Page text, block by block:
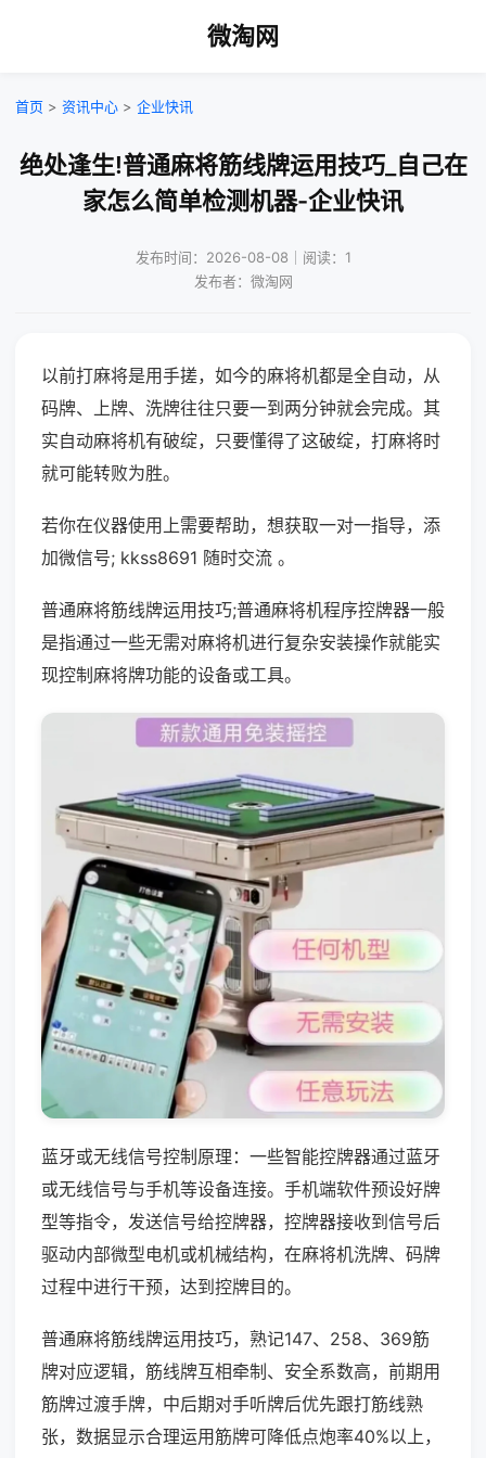
微淘网
首页 > 资讯中心 > 企业快讯
绝处逢生!普通麻将筋线牌运用技巧_自己在
家怎么简单检测机器-企业快讯
发布时间：2026-08-08｜阅读：1
发布者：微淘网
以前打麻将是用手搓，如今的麻将机都是全自动，从
码牌、上牌、洗牌往往只要一到两分钟就会完成。其
实自动麻将机有破绽，只要懂得了这破绽，打麻将时
就可能转败为胜。
若你在仪器使用上需要帮助，想获取一对一指导，添
加微信号; kkss8691 随时交流 。
普通麻将筋线牌运用技巧;普通麻将机程序控牌器一般
是指通过一些无需对麻将机进行复杂安装操作就能实
现控制麻将牌功能的设备或工具。
蓝牙或无线信号控制原理：一些智能控牌器通过蓝牙
或无线信号与手机等设备连接。手机端软件预设好牌
型等指令，发送信号给控牌器，控牌器接收到信号后
驱动内部微型电机或机械结构，在麻将机洗牌、码牌
过程中进行干预，达到控牌目的。
普通麻将筋线牌运用技巧，熟记147、258、369筋
牌对应逻辑，筋线牌互相牵制、安全系数高，前期用
筋牌过渡手牌，中后期对手听牌后优先跟打筋线熟
张，数据显示合理运用筋牌可降低点炮率40%以上，